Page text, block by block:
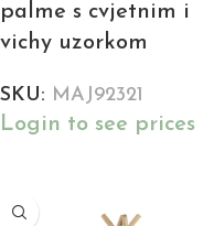
palme s cvjetnim i
vichy uzorkom
SKU: MAJ92321
Login to see prices